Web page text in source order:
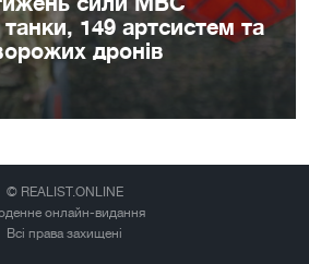
149 артсистем та
дронів
© REALIST.ONLINE
онлайн-видання
Всі права захищені